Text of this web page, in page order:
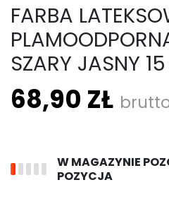
FARBA
SZARY JASNY
68,90 ZŁ
W MAGAZYNIE
POZYCJA